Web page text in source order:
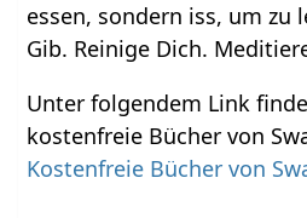
essen, sondern iss, um zu
Gib. Reinige Dich.
Unter folgendem Link
kostenfreie Bücher von
Kostenfreie Bücher von